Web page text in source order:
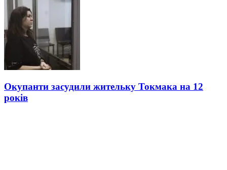
Окупанти засудили жительку Токмака на 12
років